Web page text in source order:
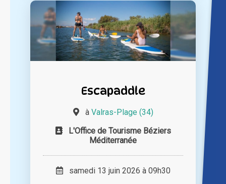
Escapaddle
à Valras-Plage (34)
L'Office de Tourisme Béziers
Méditerranée
samedi 13 juin 2026 à 09h30